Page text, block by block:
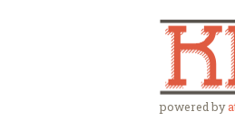
powered by